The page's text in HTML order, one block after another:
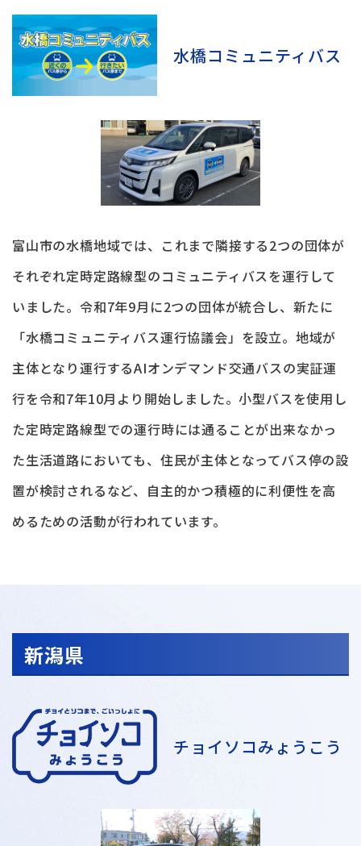
水橋コミュニティバス
富山市の水橋地域では、これまで隣接する2つの団体が
それぞれ定時定路線型のコミュニティバスを運行して
いました。令和7年9月に2つの団体が統合し、新たに
「水橋コミュニティバス運行協議会」を設立。地域が
主体となり運行するAIオンデマンド交通バスの実証運
行を令和7年10月より開始しました。小型バスを使用し
た定時定路線型での運行時には通ることが出来なかっ
た生活道路においても、住民が主体となってバス停の設
置が検討されるなど、自主的かつ積極的に利便性を高
めるための活動が行われています。
新潟県
チョイソコみょうこう